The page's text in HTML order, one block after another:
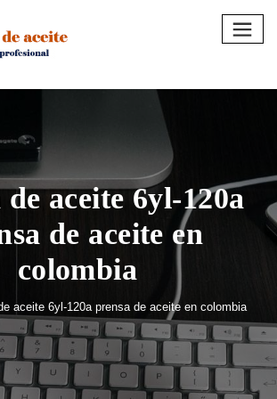
de aceite 6yl-120a
de aceite en
colombia
aceite 6yl-120a prensa de aceite en colombia